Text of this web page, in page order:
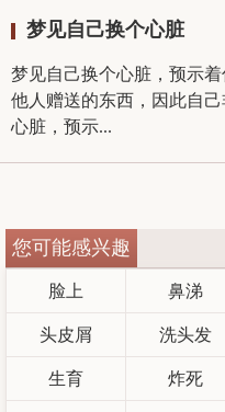
梦见自己换个心脏
梦见自己换个心脏，预示
他人赠送的东西，因此自
心脏，预示...
您可能感兴趣
脸上 鼻涕
头皮屑 洗头发
生育 炸死